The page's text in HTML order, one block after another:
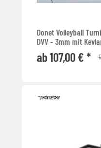
Donet Volleyball
DVV - 3mm mit
ab 107,00 € *